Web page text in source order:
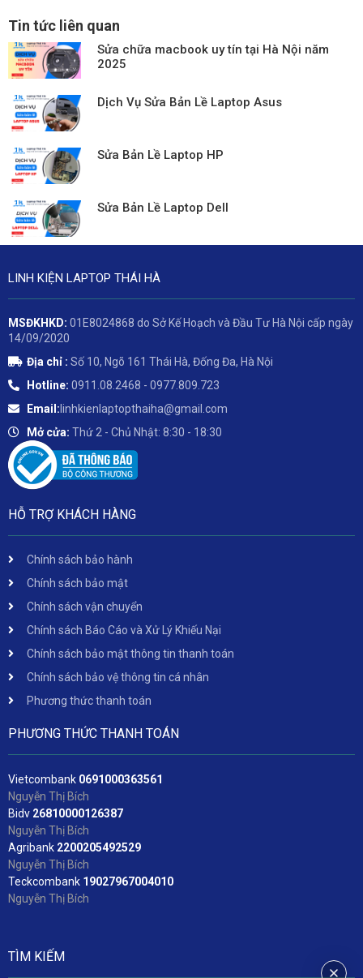
Tin tức liên quan
Sửa chữa macbook uy tín tại Hà Nội năm
2025
Dịch Vụ Sửa Bản Lề Laptop Asus
Sửa Bản Lề Laptop HP
Sửa Bản Lề Laptop Dell
LINH KIỆN LAPTOP THÁI HÀ
MSĐKHKD: 01E8024868 do Sở Kế Hoạch và Đầu Tư Hà Nội cấp ngày
14/09/2020
Địa chỉ : Số 10, Ngõ 161 Thái Hà, Đống Đa, Hà Nội
Hotline: 0911.08.2468 - 0977.809.723
Email: linhkienlaptopthaiha@gmail.com
Mở cửa: Thứ 2 - Chủ Nhật: 8:30 - 18:30
HỖ TRỢ KHÁCH HÀNG
Chính sách bảo hành
Chính sách bảo mật
Chính sách vận chuyển
Chính sách Báo Cáo và Xử Lý Khiếu Nại
Chính sách bảo mật thông tin thanh toán
Chính sách bảo vệ thông tin cá nhân
Phương thức thanh toán
PHƯƠNG THỨC THANH TOÁN
Vietcombank 0691000363561
Nguyễn Thị Bích
Bidv 26810000126387
Nguyễn Thị Bích
Agribank 2200205492529
Nguyễn Thị Bích
Teckcombank 19027967004010
Nguyễn Thị Bích
TÌM KIẾM